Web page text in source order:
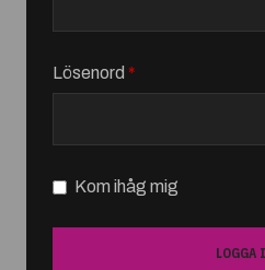
Lösenord *
Kom ihåg mig
LOGGA